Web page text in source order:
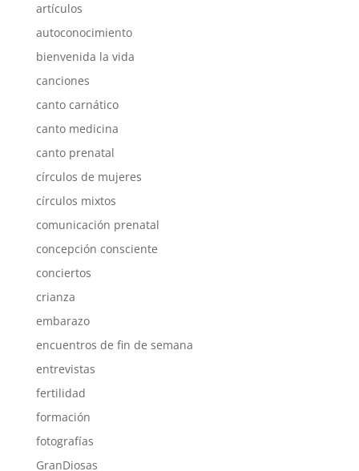
artículos
autoconocimiento
bienvenida la vida
canciones
canto carnático
canto medicina
canto prenatal
círculos de mujeres
círculos mixtos
comunicación prenatal
concepción consciente
conciertos
crianza
embarazo
encuentros de fin de semana
entrevistas
fertilidad
formación
fotografías
GranDiosas